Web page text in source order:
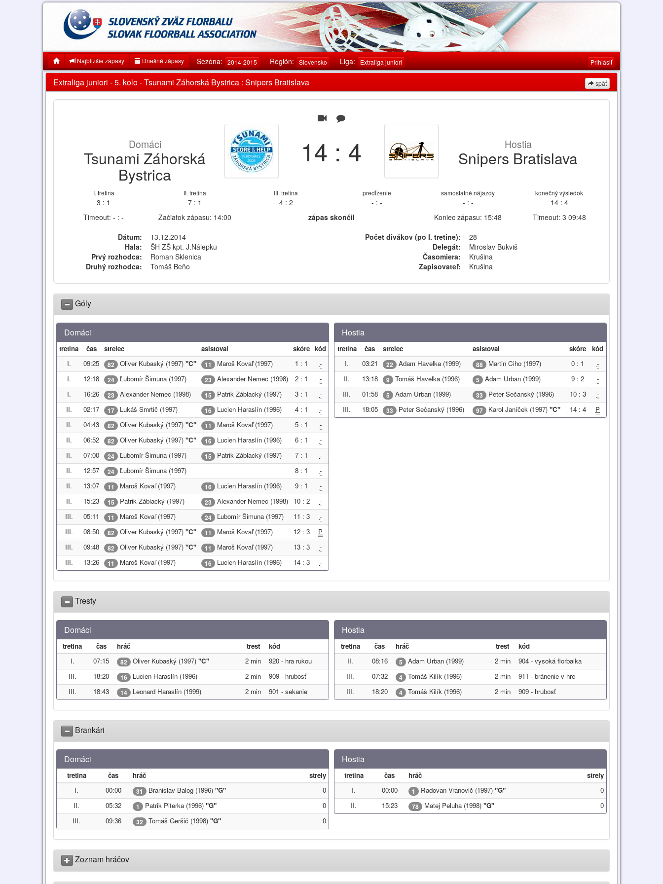
Najbližšie zápasy Dnešné zápasy Sezóna: 2014-2015 Región: Slovensko Liga: Extraliga juniori Prihlásiť
späť
Extraliga juniori - 5. kolo - Tsunami Záhorská Bystrica : Snipers Bratislava
Domáci
Tsunami Záhorská
Bystrica
14 : 4 Hostia
Snipers Bratislava
I. tretina
3 : 1
II. tretina
7 : 1
III. tretina
4 : 2
predĺženie
- : -
samostatné nájazdy
- : -
konečný výsledok
14 : 4
Timeout: - : -
Začiatok zápasu: 14:00 zápas skončil Koniec zápasu: 15:48
Timeout: 3 09:48
Dátum:
13.12.2014 Počet divákov (po I. tretine):
28
Hala:
ŠH ZŠ kpt. J.Nálepku Delegát:
Miroslav Bukviš
Prvý rozhodca:
Roman Sklenica Časomiera:
Krušina
Druhý rozhodca:
Tomáš Beňo Zapisovateľ: Krušina
Góly
Domáci
tretina čas strelec asistoval skóre kód
I.
09:25 82 Oliver Kubaský (1997) "C" 11 Maroš Kovaľ (1997) 1 : 1
-
I.
12:18 24 Ľubomír Šimuna (1997) 23 Alexander Nemec (1998) 2 : 1
-
I.
16:26 23 Alexander Nemec (1998) 15 Patrik Záblacký (1997) 3 : 1
-
II.
02:17 17 Lukáš Smrtič (1997) 16 Lucien Haraslín (1996) 4 : 1
-
II.
04:43 82 Oliver Kubaský (1997) "C" 11 Maroš Kovaľ (1997) 5 : 1
-
II.
06:52 82 Oliver Kubaský (1997) "C" 16 Lucien Haraslín (1996) 6 : 1
-
II.
07:00 24 Ľubomír Šimuna (1997) 15 Patrik Záblacký (1997) 7 : 1
-
II.
12:57 24 Ľubomír Šimuna (1997) 8 : 1
-
II.
13:07 11 Maroš Kovaľ (1997) 16 Lucien Haraslín (1996) 9 : 1
-
II.
15:23 15 Patrik Záblacký (1997) 23 Alexander Nemec (1998) 10 : 2
-
III.
05:11 11 Maroš Kovaľ (1997) 24 Ľubomír Šimuna (1997) 11 : 3
-
III.
08:50 82 Oliver Kubaský (1997) "C" 11 Maroš Kovaľ (1997) 12 : 3
P
III.
09:48 82 Oliver Kubaský (1997) "C" 11 Maroš Kovaľ (1997) 13 : 3
-
III.
13:26 11 Maroš Kovaľ (1997) 16 Lucien Haraslín (1996) 14 : 3 -
Hostia
tretina čas strelec asistoval skóre
kód
I.
03:21 22 Adam Havelka (1999) 88 Martin Ciho (1997) 0 : 1
-
II.
13:18 9 Tomáš Havelka (1996) 5 Adam Urban (1999) 9 : 2
-
III.
01:58 5 Adam Urban (1999) 33 Peter Sečanský (1996) 10 : 3
-
III.
18:05 33 Peter Sečanský (1996) 97 Karol Janíček (1997) "C" 14 : 4 P
Tresty
Domáci
tretina čas hráč trest
kód
I.
07:15 82 Oliver Kubaský (1997) "C" 2 min
920 - hra rukou
III.
18:20 16 Lucien Haraslín (1996) 2 min
909 - hrubosť
III.
18:43 14 Leonard Haraslín (1999) 2 min 901 - sekanie
Hostia
tretina čas hráč trest
kód
II.
08:16 5 Adam Urban (1999) 2 min
904 - vysoká florbalka
III.
07:32 4 Tomáš Kilík (1996) 2 min
911 - bránenie v hre
III.
18:20 4 Tomáš Kilík (1996) 2 min 909 - hrubosť
Brankári
Domáci
tretina čas hráč
strely
I.
00:00 31 Branislav Balog (1996) "G"
0
II.
05:32 1 Patrik Piterka (1996) "G"
0
III.
09:36 32 Tomáš Geršič (1998) "G" 0
Hostia
tretina čas hráč
strely
I.
00:00 1 Radovan Vranovič (1997) "G"
0
II.
15:23 78 Matej Peluha (1998) "G" 0
Zoznam hráčov